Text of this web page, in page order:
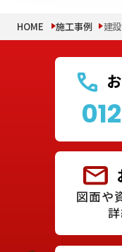
HOME 施工事例 建
図面や